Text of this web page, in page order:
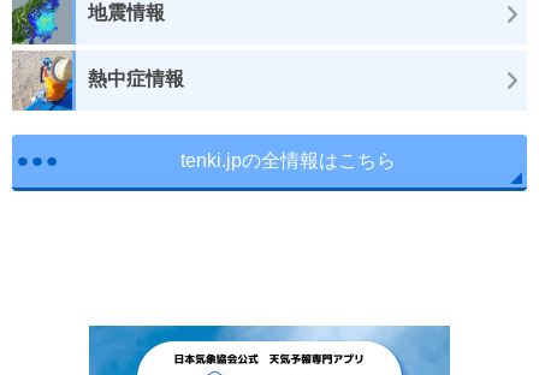
地震情報
熱中症情報
tenki.jpの全情報はこちら